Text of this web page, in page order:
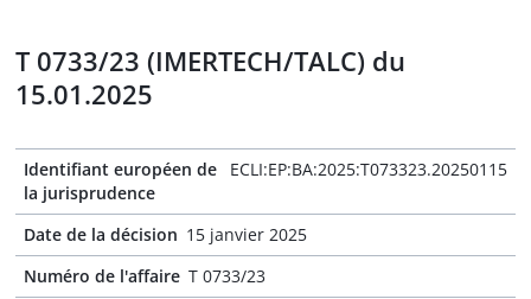
T 0733/23 (IMERTECH/TALC) du
15.01.2025
Identifiant européen de
la jurisprudence
ECLI:EP:BA:2025:T073323.20250115
Date de la décision 15 janvier 2025
Numéro de l'affaire T 0733/23